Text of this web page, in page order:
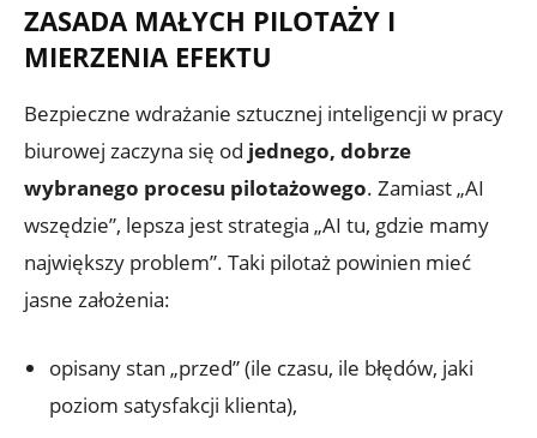
ZASADA MAŁYCH PILOTAŻY I
MIERZENIA EFEKTU
Bezpieczne wdrażanie sztucznej inteligencji w pracy
biurowej zaczyna się od jednego, dobrze
wybranego procesu pilotażowego. Zamiast „AI
wszędzie”, lepsza jest strategia „AI tu, gdzie mamy
największy problem”. Taki pilotaż powinien mieć
jasne założenia:
opisany stan „przed” (ile czasu, ile błędów, jaki
poziom satysfakcji klienta),